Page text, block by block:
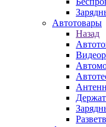
Автотовары
Назад